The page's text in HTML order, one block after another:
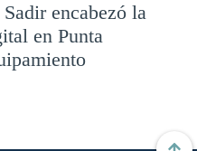
Sadir encabezó la
en Punta